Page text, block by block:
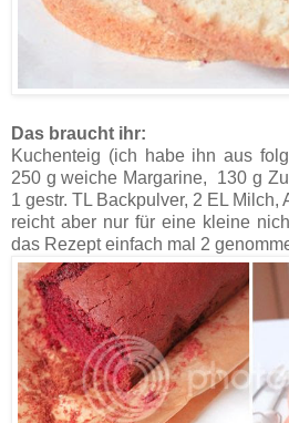
Das braucht ihr:
Kuchenteig (ich habe ihn aus
250 g weiche Margarine, 130 g
1 gestr. TL Backpulver, 2 EL Milch,
reicht aber nur für eine kleine
das Rezept einfach mal 2